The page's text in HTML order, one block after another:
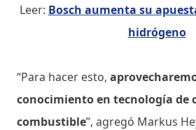
Leer: Bosch aumenta su
hidrógeno
“Para hacer esto,
conocimiento en tecnología de
combustible”, agregó Markus